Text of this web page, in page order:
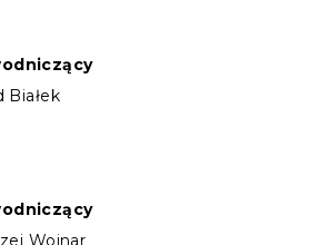
Białek
Wojnar